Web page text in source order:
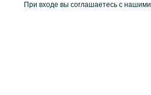
При входе вы соглашаетесь с нашими